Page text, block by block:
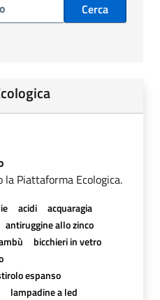
Cerca
Piattaforma Ecologica.
acidi
acquaragia
antiruggine allo zinco
bicchieri in vetro
espanso
lampadine a led